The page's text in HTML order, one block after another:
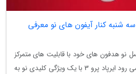
در مراسم سه شنبه کنار آیفون های نو معرفی
نو هدفون های خود با قابلیت های متمرکز
بر سلامتی است و انتظار می رود ایرپاد پرو 3 با یک ویژگی کلیدی نو به